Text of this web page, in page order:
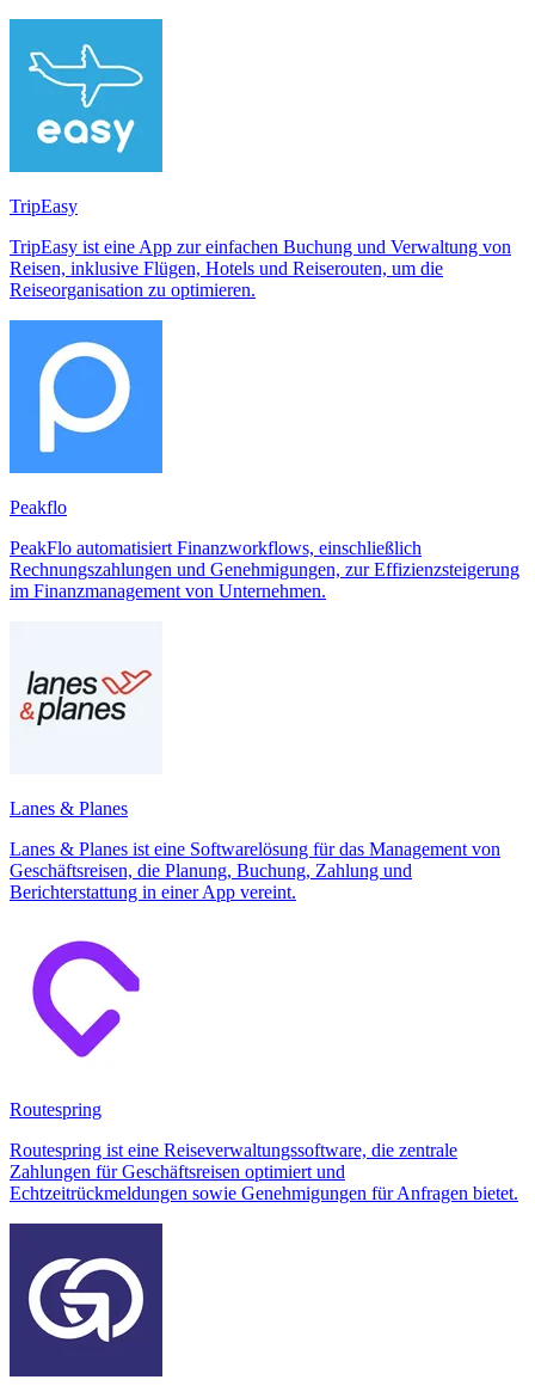
TripEasy
TripEasy ist eine App zur einfachen Buchung und Verwaltung von
Reisen, inklusive Flügen, Hotels und Reiserouten, um die
Reiseorganisation zu optimieren.
Peakflo
PeakFlo automatisiert Finanzworkflows, einschließlich
Rechnungszahlungen und Genehmigungen, zur Effizienzsteigerung
im Finanzmanagement von Unternehmen.
Lanes & Planes
Lanes & Planes ist eine Softwarelösung für das Management von
Geschäftsreisen, die Planung, Buchung, Zahlung und
Berichterstattung in einer App vereint.
Routespring
Routespring ist eine Reiseverwaltungssoftware, die zentrale
Zahlungen für Geschäftsreisen optimiert und
Echtzeitrückmeldungen sowie Genehmigungen für Anfragen bietet.